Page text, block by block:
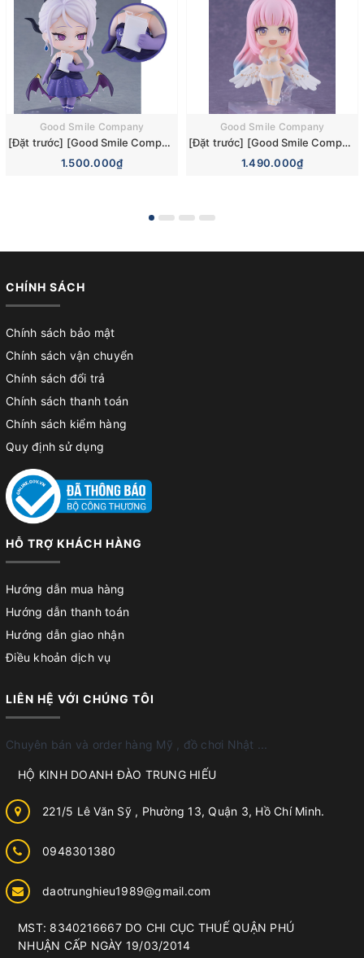
Good Smile Company
[Đặt trước] [Good Smile Company] Mô hình nhân vật Blue Archive Nendoroid 3110 Hina Sorasaki Dress Basic Figure (+Bonus)
1.500.000₫
Good Smile Company
[Đặt trước] [Good Smile Company] Mô hình nhân vật Blue Archive Nendoroid 3084 Mika Misono Swimsuit Basic Figure (Bonus)
1.490.000₫
CHÍNH SÁCH
Chính sách bảo mật
Chính sách vận chuyển
Chính sách đổi trả
Chính sách thanh toán
Chính sách kiểm hàng
Quy định sử dụng
HỖ TRỢ KHÁCH HÀNG
Hướng dẫn mua hàng
Hướng dẫn thanh toán
Hướng dẫn giao nhận
Điều khoản dịch vụ
LIÊN HỆ VỚI CHÚNG TÔI
Chuyên bán và order hàng Mỹ , đồ chơi Nhật ...
HỘ KINH DOANH ĐÀO TRUNG HIẾU
221/5 Lê Văn Sỹ , Phường 13, Quận 3, Hồ Chí Minh.
0948301380
daotrunghieu1989@gmail.com
MST: 8340216667 DO CHI CỤC THUẾ QUẬN PHÚ
NHUẬN CẤP NGÀY 19/03/2014